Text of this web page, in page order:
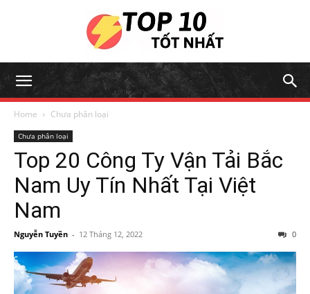
Home Chưa phân loại
Chưa phân loại
Top 20 Công Ty Vận Tải Bắc
Nam Uy Tín Nhất Tại Việt
Nam
Nguyễn Tuyền - 12 Tháng 12, 2022 0